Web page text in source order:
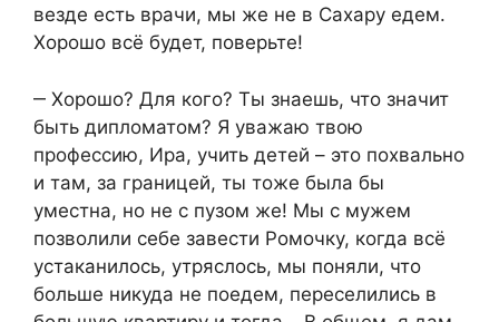
везде есть врачи, мы же не в Сахару едем.
Хорошо всё будет, поверьте!
‒ Хорошо? Для кого? Ты знаешь, что значит
быть дипломатом? Я уважаю твою
профессию, Ира, учить детей – это похвально
и там, за границей, ты тоже была бы
уместна, но не с пузом же! Мы с мужем
позволили себе завести Ромочку, когда всё
устаканилось, утряслось, мы поняли, что
больше никуда не поедем, переселились в